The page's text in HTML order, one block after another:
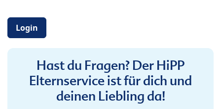
Login
Hast du Fragen? Der HiPP
Elternservice ist für dich und
deinen Liebling da!